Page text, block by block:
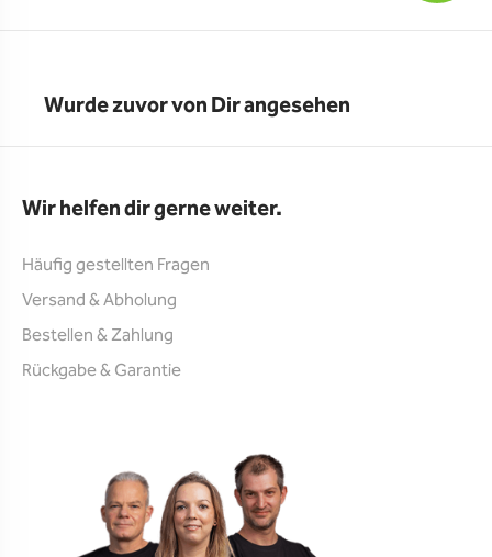
Wurde zuvor von Dir angesehen
Wir helfen dir gerne weiter.
Häufig gestellten Fragen
Versand & Abholung
Bestellen & Zahlung
Rückgabe & Garantie